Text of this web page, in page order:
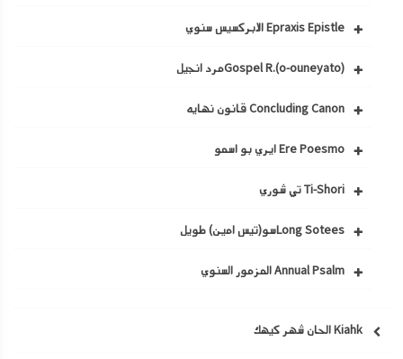
Epraxis Epistle الابركسيس سنوي
Gospel R.(o-ouneyato)مرد انجيل
Concluding Canon قانون نهايه
Ere Poesmo ايري بو اسمو
Ti-Shori تي شوري
Long Soteesسو(تيس امين) طويل
Annual Psalm المزمور السنوي
Kiahk الحان شهر كيهك